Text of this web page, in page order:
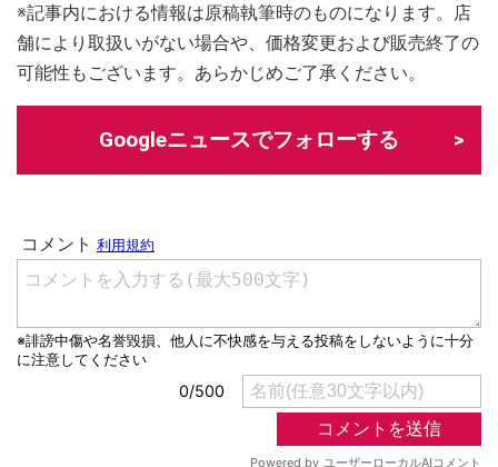
※記事内における情報は原稿執筆時のものになります。店
舗により取扱いがない場合や、価格変更および販売終了の
可能性もございます。あらかじめご了承ください。
Googleニュースでフォローする